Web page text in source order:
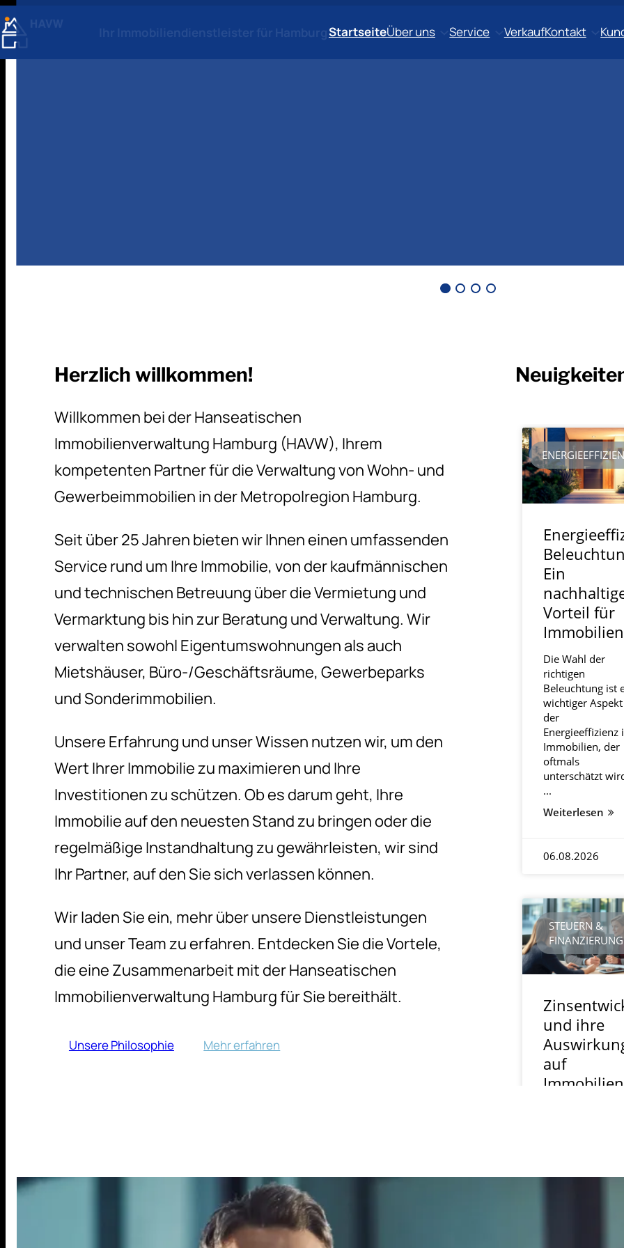
StartseiteÜber uns Service VerkaufKontakt
Herzlich willkommen!
Willkommen bei der Hanseatischen
Immobilienverwaltung Hamburg (HAVW), Ihrem
kompetenten Partner für die Verwaltung von Wohn- und
Gewerbeimmobilien in der Metropolregion Hamburg.
Seit über 25 Jahren bieten wir Ihnen einen umfassenden
Service rund um Ihre Immobilie, von der kaufmännischen
und technischen Betreuung über die Vermietung und
Vermarktung bis hin zur Beratung und Verwaltung. Wir
verwalten sowohl Eigentumswohnungen als auch
Mietshäuser, Büro-/Geschäftsräume, Gewerbeparks
und Sonderimmobilien.
Unsere Erfahrung und unser Wissen nutzen wir, um den
Wert Ihrer Immobilie zu maximieren und Ihre
Investitionen zu schützen. Ob es darum geht, Ihre
Immobilie auf den neuesten Stand zu bringen oder die
regelmäßige Instandhaltung zu gewährleisten, wir sind
Ihr Partner, auf den Sie sich verlassen können.
Wir laden Sie ein, mehr über unsere Dienstleistungen
und unser Team zu erfahren. Entdecken Sie die Vortele,
die eine Zusammenarbeit mit der Hanseatischen
Immobilienverwaltung Hamburg für Sie bereithält.
Unsere Philosophie Mehr erfahren